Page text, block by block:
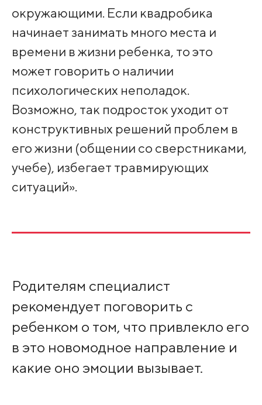
окружающими. Если квадробика
начинает занимать много места и
времени в жизни ребенка, то это
может говорить о наличии
психологических неполадок.
Возможно, так подросток уходит от
конструктивных решений проблем в
его жизни (общении со сверстниками,
учебе), избегает травмирующих
ситуаций».
Родителям специалист
рекомендует поговорить с
ребенком о том, что привлекло его
в это новомодное направление и
какие оно эмоции вызывает.